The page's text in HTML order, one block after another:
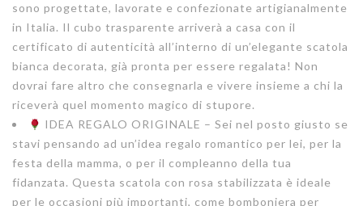
sono progettate, lavorate e confezionate artigianalmente
in Italia. Il cubo trasparente arriverà a casa con il
certificato di autenticità all’interno di un’elegante scatola
bianca decorata, già pronta per essere regalata! Non
dovrai fare altro che consegnarla e vivere insieme a chi la
riceverà quel momento magico di stupore.
IDEA REGALO ORIGINALE – Sei nel posto giusto se
stavi pensando ad un’idea regalo romantico per lei, per la
festa della mamma, o per il compleanno della tua
fidanzata. Questa scatola con rosa stabilizzata è ideale
per le occasioni più importanti, come bomboniera per